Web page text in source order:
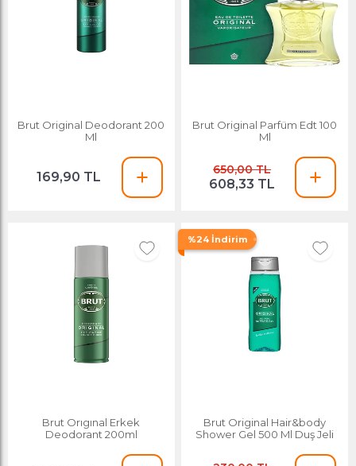
Brut Original Deodorant 200
Ml
169,90 TL
Brut Original Parfüm Edt 100
Ml
650,00 TL
608,33 TL
Brut Orıgınal Erkek
Deodorant 200ml
%24 İndirim
Brut Original Hair&body
Shower Gel 500 Ml Duş Jeli